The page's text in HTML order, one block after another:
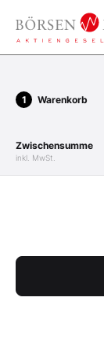
Warenkorb
Zwischensumme
inkl. MwSt.